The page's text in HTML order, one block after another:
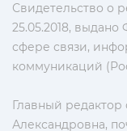
Свидетельство о
25.05.2018,
сфере связи,
коммуникаций
Главный
Александровна,